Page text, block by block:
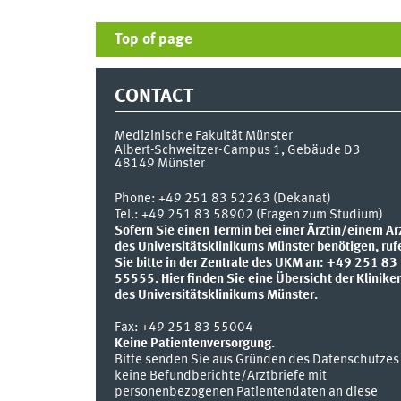
Top of page
CONTACT
Medizinische Fakultät Münster
Albert-Schweitzer-Campus 1, Gebäude D3
48149 Münster
Phone: +49 251 83 52263 (Dekanat)
Tel.: +49 251 83 58902 (Fragen zum Studium)
Sofern Sie einen Termin bei einer Ärztin/einem
des Universitätsklinikums Münster benötigen,
Sie bitte in der Zentrale des UKM an: +49 251 83
55555. Hier finden Sie eine Übersicht der
des Universitätsklinikums Münster.
Fax: +49 251 83 55004
Keine Patientenversorgung.
Bitte senden Sie aus Gründen des Datenschutzes
keine Befundberichte/Arztbriefe mit
personenbezogenen Patientendaten an diese